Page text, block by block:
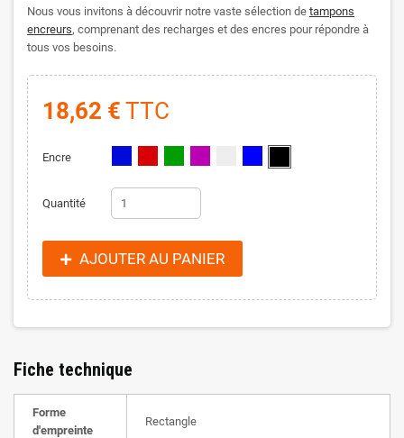
Nous vous invitons à découvrir notre vaste sélection de tampons
encreurs, comprenant des recharges et des encres pour répondre à
tous vos besoins.
18,62 € TTC
Encre
Quantité
AJOUTER AU PANIER
Fiche technique
Forme
d'empreinte
Rectangle